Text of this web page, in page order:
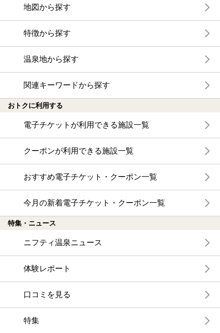
地図から探す
特徴から探す
温泉地から探す
関連キーワードから探す
おトクに利用する
電子チケットが利用できる施設一覧
クーポンが利用できる施設一覧
おすすめ電子チケット・クーポン一覧
今月の新着電子チケット・クーポン一覧
特集・ニュース
ニフティ温泉ニュース
体験レポート
口コミを見る
特集